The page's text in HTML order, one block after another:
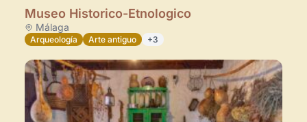
Museo Historico-Etnologico
Málaga
Arqueología Arte antiguo +3